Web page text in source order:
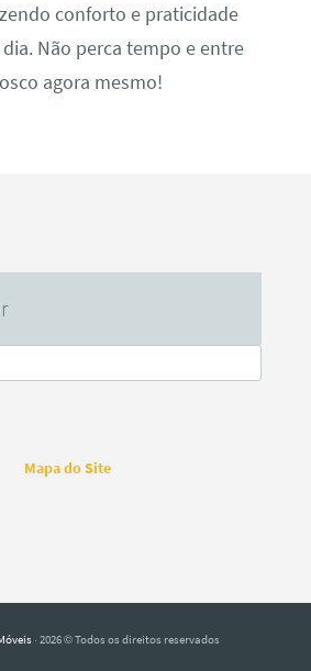
conforto e praticidade
Não perca tempo e entre
agora mesmo!
Mapa do Site
· 2026 © Todos os direitos reservados